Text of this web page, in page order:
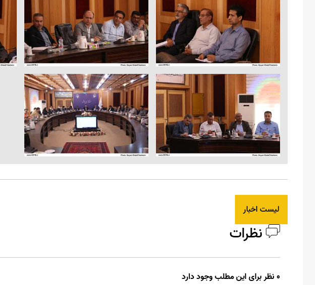
لیست اخبار
نظرات
0 نظر برای این مطلب وجود دارد